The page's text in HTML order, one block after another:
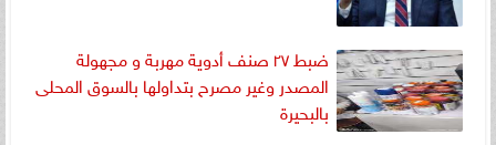
ضبط ٢٧ صنف أدوية مهربة و مجهولة
المصدر وغير مصرح بتداولها بالسوق المحلى
بالبحيرة